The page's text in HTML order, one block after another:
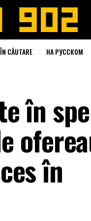
ÎN CĂUTARE НА РУССКОМ
în
în